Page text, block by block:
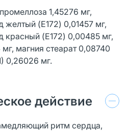
1,45276 мг,
желтый (E172) 0,01457 мг,
красный (E172) 0,00485 мг,
магния стеарат 0,08740
0,26026 мг.
действие
ритм сердца,